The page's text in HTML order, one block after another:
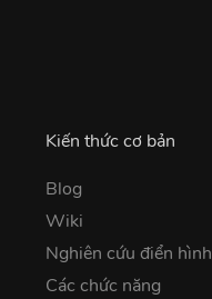
Kiến thức cơ bản
Blog
Wiki
Nghiên cứu điển hình
Các chức năng